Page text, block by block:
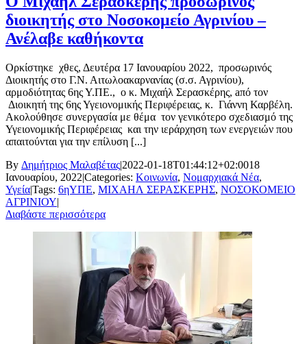
διοικητής στο Νοσοκομείο Αγρινίου –
Ανέλαβε καθήκοντα
Ορκίστηκε χθες, Δευτέρα 17 Ιανουαρίου 2022, προσωρινός
Διοικητής στο Γ.Ν. Αιτωλοακαρνανίας (σ.σ. Αγρινίου),
αρμοδιότητας 6ης Υ.ΠΕ., ο κ. Μιχαήλ Σερασκέρης, aπό τον
Διοικητή της 6ης Υγειονομικής Περιφέρειας, κ. Γιάννη Καρβέλη.
Ακολούθησε συνεργασία με θέμα τον γενικότερο σχεδιασμό της
Υγειονομικής Περιφέρειας και την ιεράρχηση των ενεργειών που
απαιτούνται για την επίλυση [...]
By Δημήτριος Μαλαβέτας|2022-01-18T01:44:12+02:0018
Ιανουαρίου, 2022|Categories: Κοινωνία, Νομαρχιακά Νέα,
Υγεία|Tags: 6ηΥΠΕ, ΜΙΧΑΗΛ ΣΕΡΑΣΚΕΡΗΣ, ΝΟΣΟΚΟΜΕΙΟ
ΑΓΡΙΝΙΟΥ|
Διαβάστε περισσότερα